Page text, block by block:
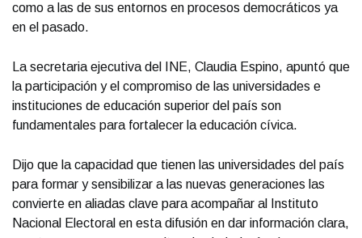
como a las de sus entornos en procesos democráticos ya
en el pasado.
La secretaria ejecutiva del INE, Claudia Espino, apuntó que
la participación y el compromiso de las universidades e
instituciones de educación superior del país son
fundamentales para fortalecer la educación cívica.
Dijo que la capacidad que tienen las universidades del país
para formar y sensibilizar a las nuevas generaciones las
convierte en aliadas clave para acompañar al Instituto
Nacional Electoral en esta difusión en dar información clara,